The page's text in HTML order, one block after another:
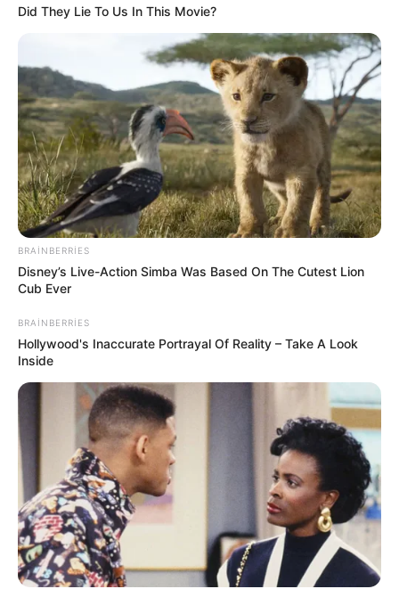
22:32 / 06 Avqust 2026
Pensiya alanların
73 0
22:20 / 06 Avqust 2026 KRİMİNAL
Did They Lie To Us In This Movie?
BRAINBERRIES
Disney’s Live-Action Simba Was Based On The Cutest Lion
Cub Ever
BRAINBERRIES
Hollywood's Inaccurate Portrayal Of Reality – Take A Look
Inside